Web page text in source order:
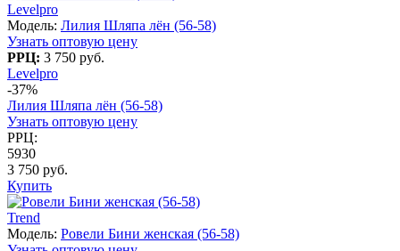
Levelpro
Модель: Лилия Шляпа лён (56-58)
Узнать оптовую цену
РРЦ: 3 750 руб.
Levelpro
-37%
Лилия Шляпа лён (56-58)
Узнать оптовую цену
РРЦ:
5930
3 750 руб.
Купить
Trend
Модель: Ровели Бини женская (56-58)